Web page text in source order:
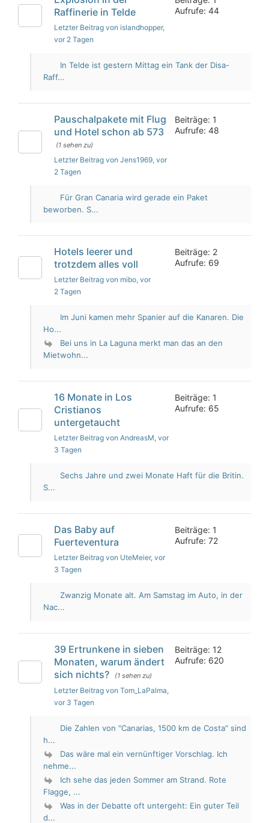
Raffinerie in Telde
Letzter Beitrag von islandhopper,
vor 2 Tagen
Aufrufe: 44
In Telde ist gestern Mittag ein Tank der Disa-
Raff...
Pauschalpakete mit Flug
und Hotel schon ab 573
(1 sehen zu)
Letzter Beitrag von Jens1969, vor
2 Tagen
Beiträge: 1
Aufrufe: 48
Für Gran Canaria wird gerade ein Paket
beworben. S...
Hotels leerer und
trotzdem alles voll
Letzter Beitrag von mibo, vor
2 Tagen
Beiträge: 2
Aufrufe: 69
Im Juni kamen mehr Spanier auf die Kanaren. Die
Ho...
Bei uns in La Laguna merkt man das an den
Mietwohn...
16 Monate in Los
Cristianos
untergetaucht
Letzter Beitrag von AndreasM, vor
3 Tagen
Beiträge: 1
Aufrufe: 65
Sechs Jahre und zwei Monate Haft für die Britin.
S...
Das Baby auf
Fuerteventura
Letzter Beitrag von UteMeier, vor
3 Tagen
Beiträge: 1
Aufrufe: 72
Zwanzig Monate alt. Am Samstag im Auto, in der
Nac...
39 Ertrunkene in sieben
Monaten, warum ändert
sich nichts?
(1 sehen zu)
Letzter Beitrag von Tom_LaPalma,
vor 3 Tagen
Beiträge: 12
Aufrufe: 620
Die Zahlen von "Canarias, 1500 km de Costa" sind
h...
Das wäre mal ein vernünftiger Vorschlag. Ich
nehme...
Ich sehe das jeden Sommer am Strand. Rote
Flagge, ...
Was in der Debatte oft untergeht: Ein guter Teil
d...